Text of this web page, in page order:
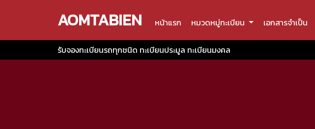
AOMTABIEN หน้าแรก หมวดหมู่ทะเบียน เอกสารจำเป็น
รับจองทะเบียนรถทุกชนิด ทะเบียนประมูล ทะเบียนมงคล